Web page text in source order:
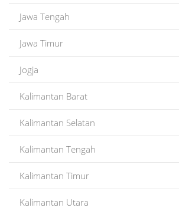
Jawa Tengah
Jawa Timur
Jogja
Kalimantan Barat
Kalimantan Selatan
Kalimantan Tengah
Kalimantan Timur
Kalimantan Utara